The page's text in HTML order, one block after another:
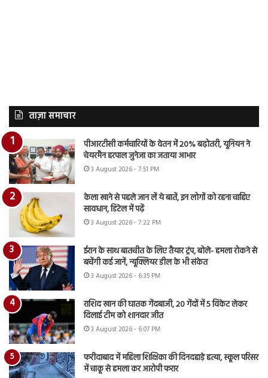
ताज़ा समाचार
पीआरटीसी कर्मचारियों के वेतन में 20% बढ़ोतरी, यूनियन ने
चेयरमैन हरपाल जुनेजा का जताया आभार
3 August 2026 - 7:51 PM
केला खाने से पहले जान लें ये बातें, इन लोगों को रहना चाहिए
सावधान, डिटेल में पढ़ें
3 August 2026 - 7:22 PM
ईरान के साथ बातचीत के लिए तैयार ट्रंप, बोले- हमला रोकने से
बचेंगी कई जानें, न्यूक्लियर डील के भी संकेत
3 August 2026 - 6:35 PM
राशिद खान की घातक गेंदबाजी, 20 गेंदों में 5 विकेट लेकर
दिलाई टीम को शानदार जीत
3 August 2026 - 6:07 PM
फरीदाबाद में महिला शिक्षिका की दिनदहाड़े हत्या, स्कूल परिसर
में चाकू से हमला कर आरोपी फरार